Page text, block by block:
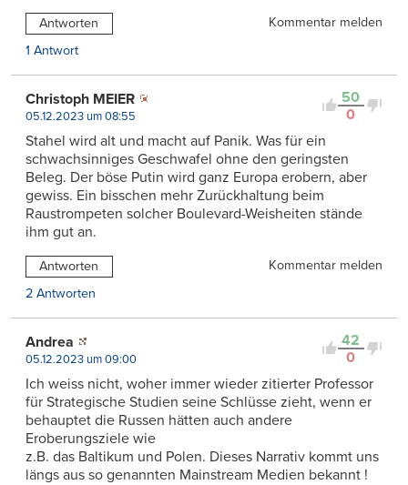
Antworten
Kommentar melden
1 Antwort
50
0
Christoph MEIER
05.12.2023 um 08:55
Stahel wird alt und macht auf Panik. Was für ein
schwachsinniges Geschwafel ohne den geringsten
Beleg. Der böse Putin wird ganz Europa erobern, aber
gewiss. Ein bisschen mehr Zurückhaltung beim
Raustrompeten solcher Boulevard-Weisheiten stände
ihm gut an.
Antworten
Kommentar melden
2 Antworten
42
0
Andrea
05.12.2023 um 09:00
Ich weiss nicht, woher immer wieder zitierter Professor
für Strategische Studien seine Schlüsse zieht, wenn er
behauptet die Russen hätten auch andere
Eroberungsziele wie
z.B. das Baltikum und Polen. Dieses Narrativ kommt uns
längs aus so genannten Mainstream Medien bekannt !